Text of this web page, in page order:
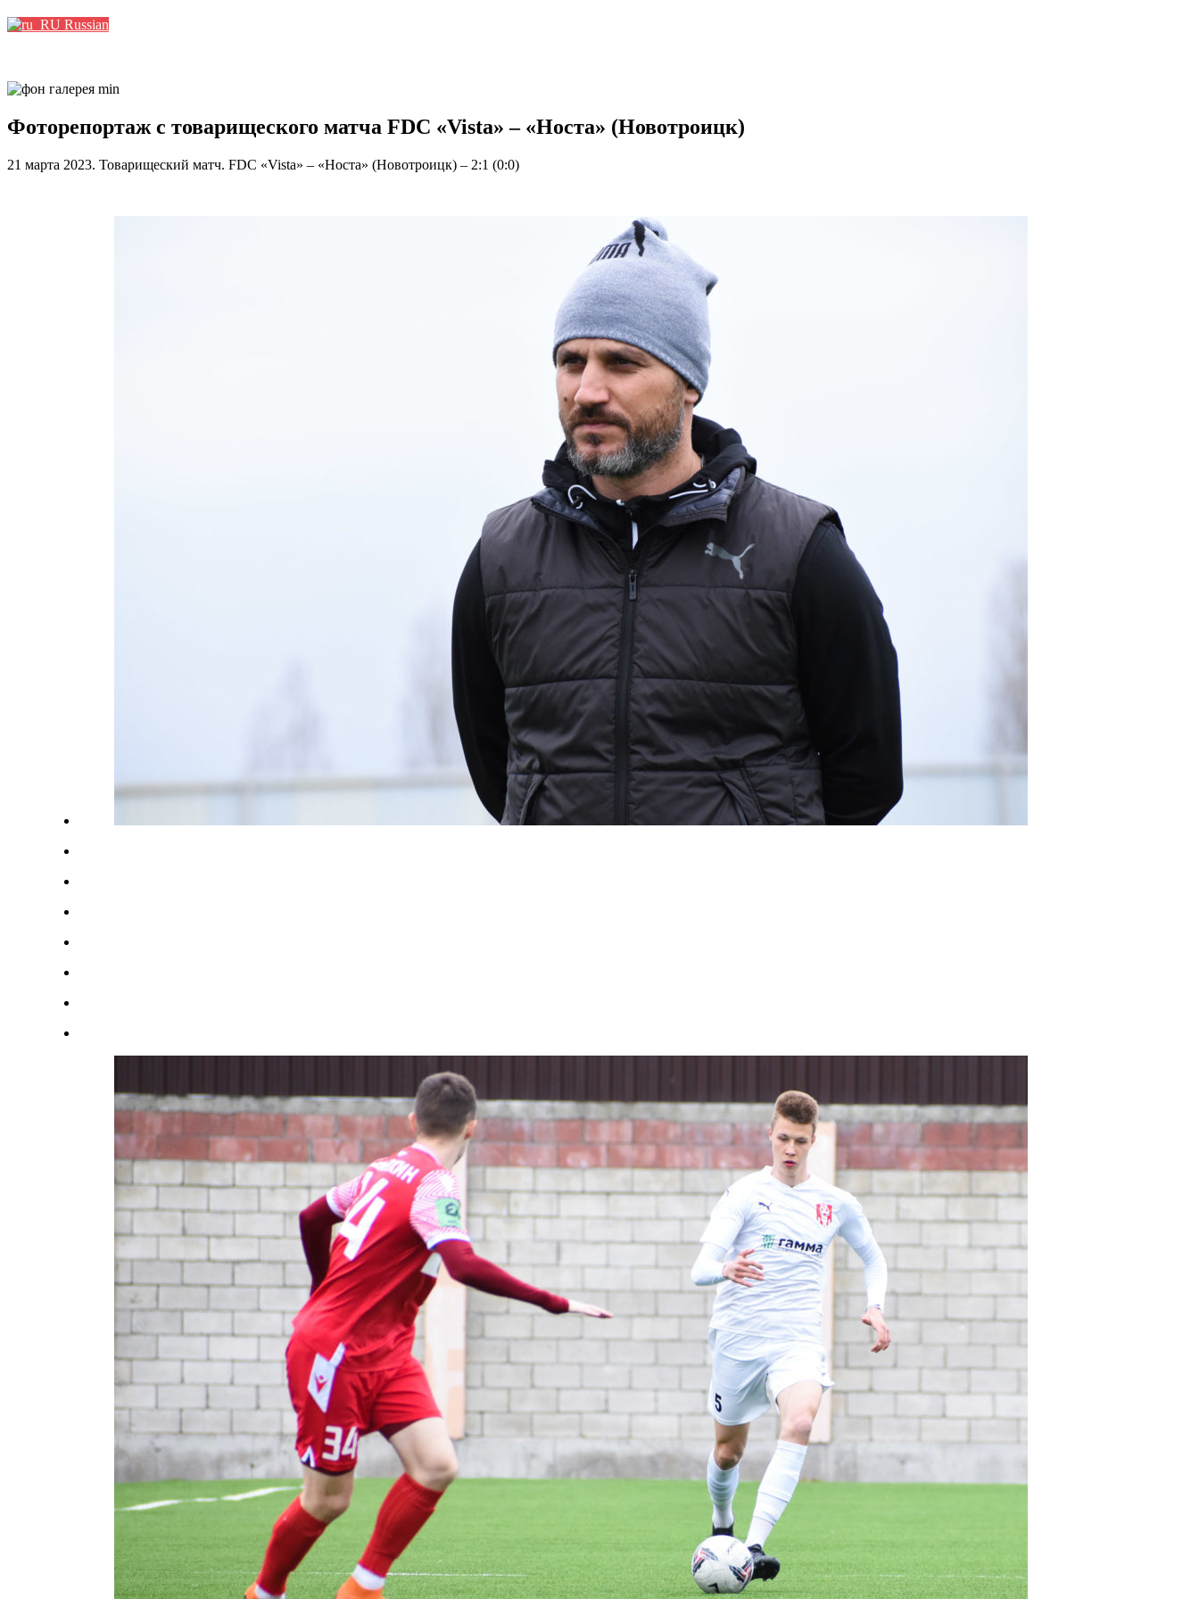
Russian
Фоторепортаж с товарищеского матча FDC «Vista» – «Носта» (Новотроицк)
21 марта 2023. Товарищеский матч. FDC «Vista» – «Носта» (Новотроицк) – 2:1 (0:0)